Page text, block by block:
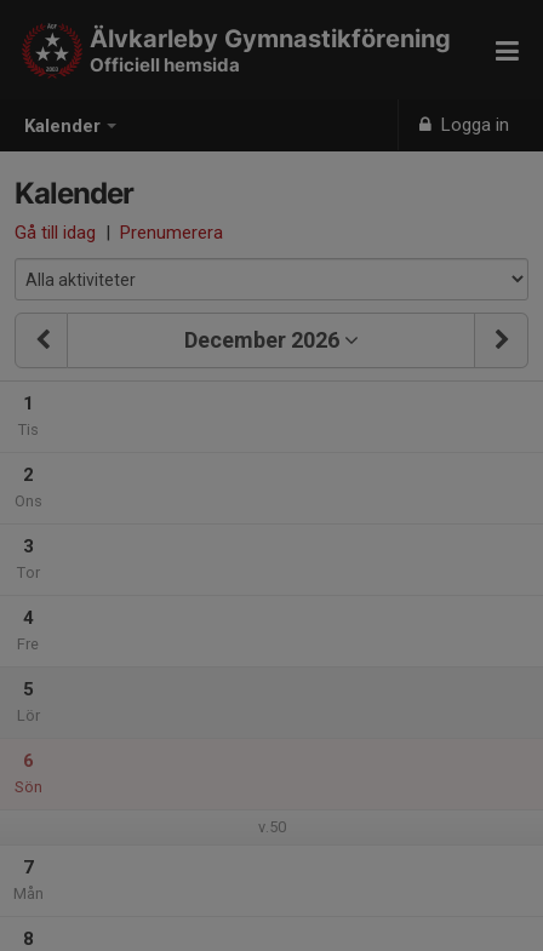
Kalender Logga in
Älvkarleby Gymnastikförening
Officiell hemsida
Kalender
Gå till idag | Prenumerera
December 2026
1
Tis
2
Ons
3
Tor
4
Fre
5
Lör
6
Sön
v.50
7
Mån
8